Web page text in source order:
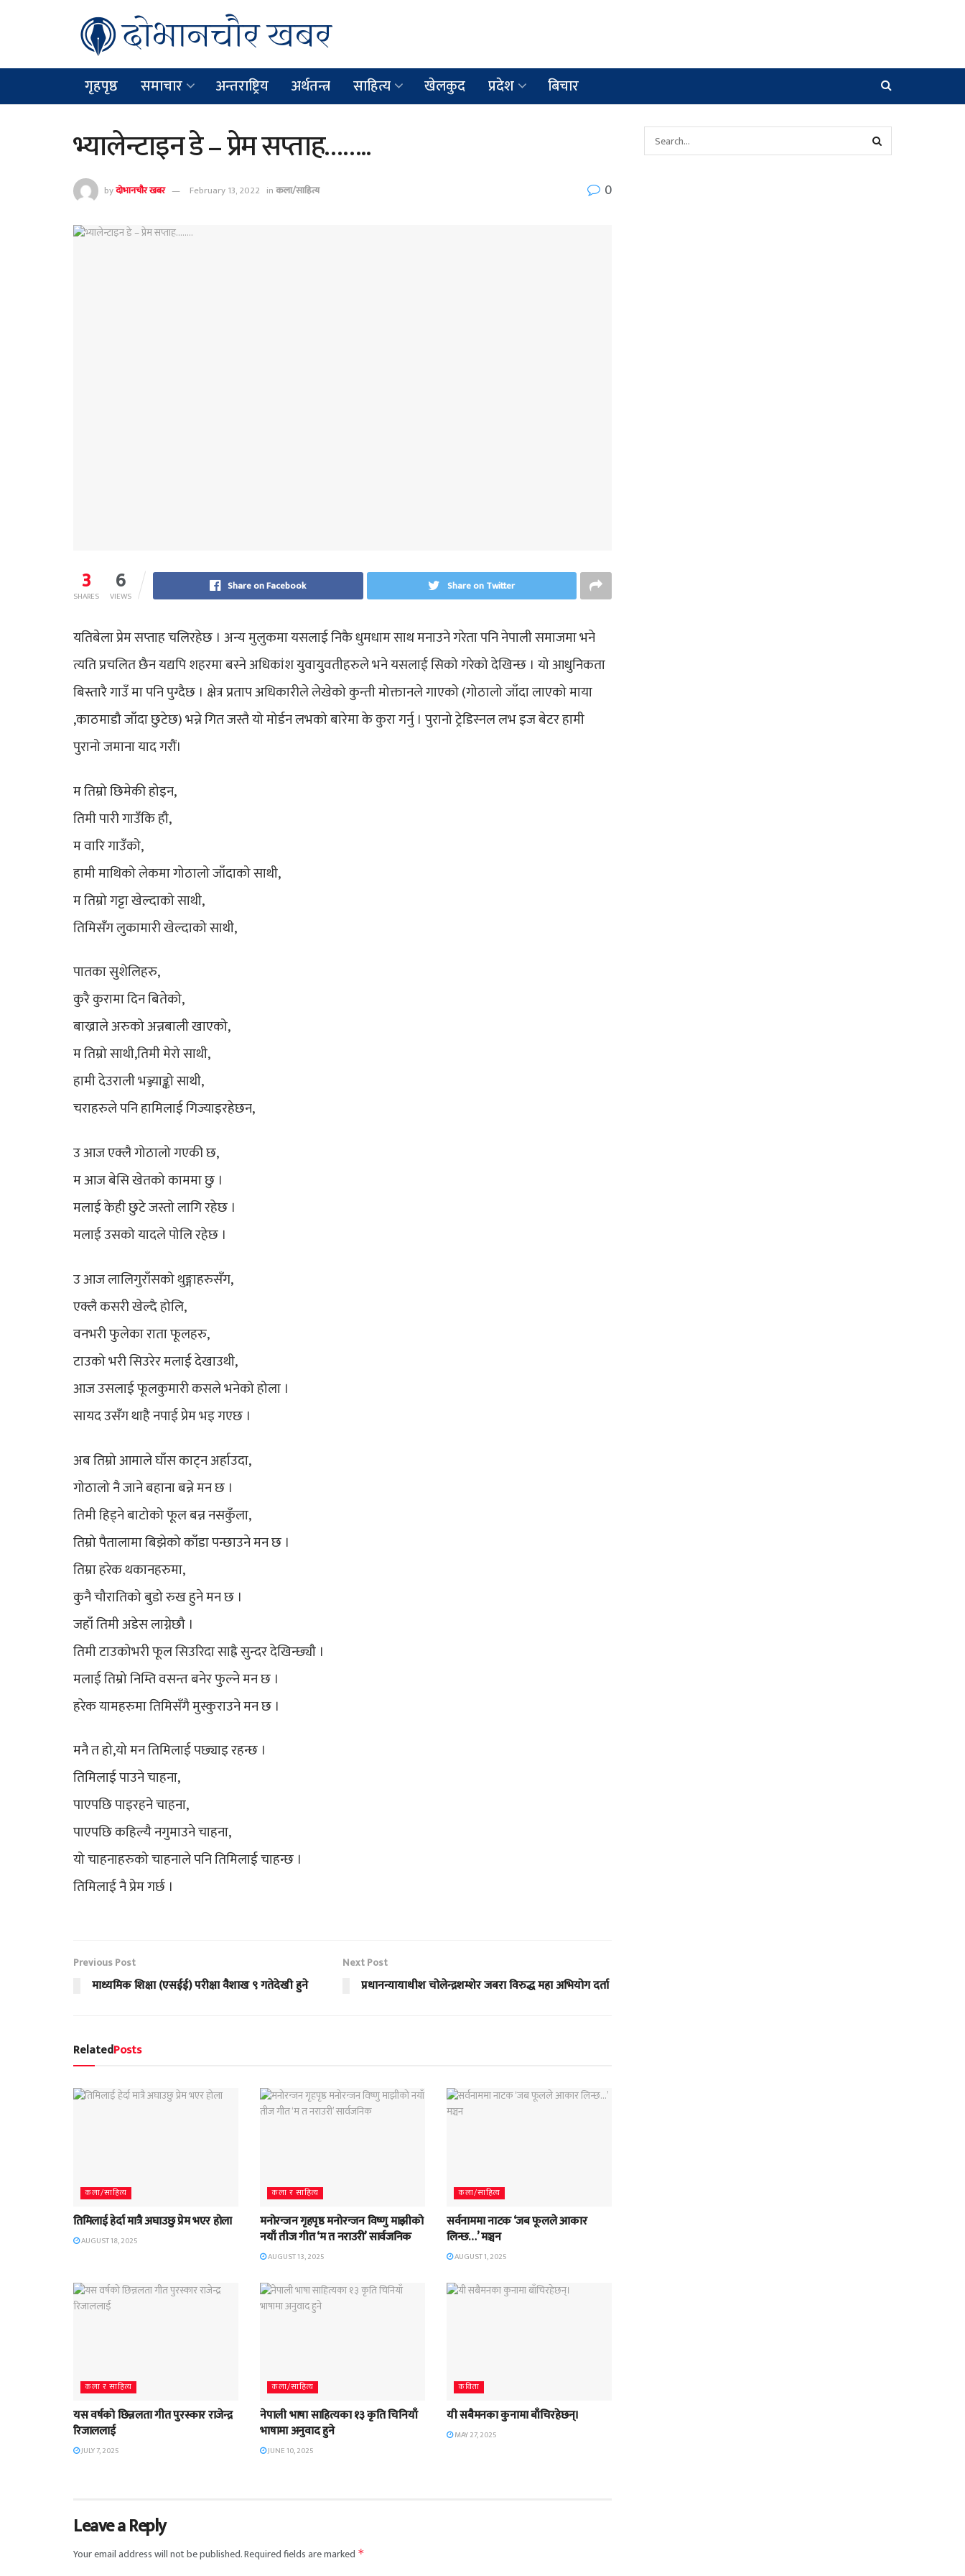
गृहपृष्ठ समाचार अन्तराष्ट्रिय अर्थतन्त्र साहित्य खेलकुद प्रदेश बिचार
भ्यालेन्टाइन डे – प्रेम सप्ताह……..
byदोभानचौर खबर February 13, 2022 inकला/साहित्य 0
3
SHARES 6
VIEWS
Share on Facebook Share on Twitter
यतिबेला प्रेम सप्ताह चलिरहेछ । अन्य मुलुकमा यसलाई निकै धुमधाम साथ मनाउने गरेता पनि नेपाली समाजमा भने
त्यति प्रचलित छैन यद्यपि शहरमा बस्ने अधिकांश युवायुवतीहरुले भने यसलाई सिको गरेको देखिन्छ । यो आधुनिकता
बिस्तारै गाउँ मा पनि पुग्दैछ । क्षेत्र प्रताप अधिकारीले लेखेको कुन्ती मोक्तानले गाएको (गोठालो जाँदा लाएको माया
,काठमाडौ जाँदा छुटेछ) भन्ने गित जस्तै यो मोर्डन लभको बारेमा के कुरा गर्नु । पुरानो ट्रेडिस्नल लभ इज बेटर हामी
पुरानो जमाना याद गरौं।
म तिम्रो छिमेकी होइन,
तिमी पारी गाउँकि हौ,
म वारि गाउँको,
हामी माथिको लेकमा गोठालो जाँदाको साथी,
म तिम्रो गट्टा खेल्दाको साथी,
तिमिसँग लुकामारी खेल्दाको साथी,
पातका सुशेलिहरु,
कुरै कुरामा दिन बितेको,
बाख्राले अरुको अन्नबाली खाएको,
म तिम्रो साथी,तिमी मेरो साथी,
हामी देउराली भञ्ज्याङ्को साथी,
चराहरुले पनि हामिलाई गिज्याइरहेछन,
उ आज एक्लै गोठालो गएकी छ,
म आज बेसि खेतको काममा छु ।
मलाई केही छुटे जस्तो लागि रहेछ ।
मलाई उसको यादले पोलि रहेछ ।
उ आज लालिगुराँसको थुङ्गाहरुसँग,
एक्लै कसरी खेल्दै होलि,
वनभरी फुलेका राता फूलहरु,
टाउको भरी सिउरेर मलाई देखाउथी,
आज उसलाई फूलकुमारी कसले भनेको होला ।
सायद उसँग थाहै नपाई प्रेम भइ गएछ ।
अब तिम्रो आमाले घाँस काट्न अर्हाउदा,
गोठालो नै जाने बहाना बन्ने मन छ ।
तिमी हिड्ने बाटोको फूल बन्न नसकुँला,
तिम्रो पैतालामा बिझेको काँडा पन्छाउने मन छ ।
तिम्रा हरेक थकानहरुमा,
कुनै चौरातिको बुडो रुख हुने मन छ ।
जहाँ तिमी अडेस लाग्नेछौ ।
तिमी टाउकोभरी फूल सिउरिदा साह्रै सुन्दर देखिन्छ्यौ ।
मलाई तिम्रो निम्ति वसन्त बनेर फुल्ने मन छ ।
हरेक यामहरुमा तिमिसँगै मुस्कुराउने मन छ ।
मनै त हो,यो मन तिमिलाई पछ्याइ रहन्छ ।
तिमिलाई पाउने चाहना,
पाएपछि पाइरहने चाहना,
पाएपछि कहिल्यै नगुमाउने चाहना,
यो चाहनाहरुको चाहनाले पनि तिमिलाई चाहन्छ ।
तिमिलाई नै प्रेम गर्छ ।
Previous Post
माध्यमिक शिक्षा (एसईई) परीक्षा वैशाख ९ गतेदेखी हुने
Next Post
प्रधानन्यायाधीश चोलेन्द्रशम्शेर जबरा विरुद्ध महा अभियोग दर्ता
RelatedPosts
कला/साहित्य
तिमिलाई हेर्दा मात्रै अघाउछु प्रेम भएर होला
AUGUST 18, 2025
कला र साहित्य
मनोरन्जन गृहपृष्ठ मनोरन्जन विष्णु माझीको
नयाँ तीज गीत ‘म त नराउरी’ सार्वजनिक
AUGUST 13, 2025
कला/साहित्य
सर्वनाममा नाटक ‘जब फूलले आकार
लिन्छ…’ मञ्चन
AUGUST 1, 2025
कला र साहित्य
यस वर्षको छिन्नलता गीत पुरस्कार राजेन्द्र
रिजाललाई
JULY 7, 2025
कला/साहित्य
नेपाली भाषा साहित्यका १३ कृति चिनियाँ
भाषामा अनुवाद हुने
JUNE 10, 2025
कविता
यी सबैमनका कुनामा बाँचिरहेछन्।
MAY 27, 2025
Leave a Reply
Your email address will not be published.Required fields are marked *